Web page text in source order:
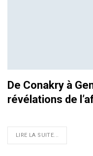
De Conakry à
révélations de
LIRE LA SUITE...